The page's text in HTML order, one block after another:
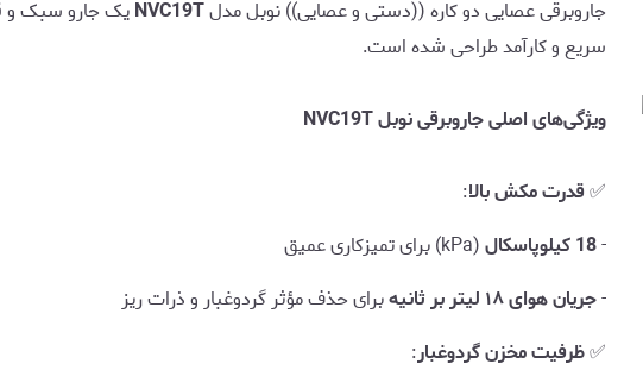
جاروبرقی عصایی دو کاره ((دستی و عصایی)) نوبل مدلNVC19Tیک جارو سبک و
سریع و کارآمد طراحی شده است.
ویژگی‌های اصلی جاروبرقی نوبل NVC19T
✅قدرت مکش بالا:
-18 کیلوپاسکال
(kPa) برای تمیزکاری عمیق
-جریان هوای ۱۸ لیتر بر ثانیه
برای حذف مؤثر گردوغبار و ذرات ریز
✅ظرفیت مخزن گردوغبار: